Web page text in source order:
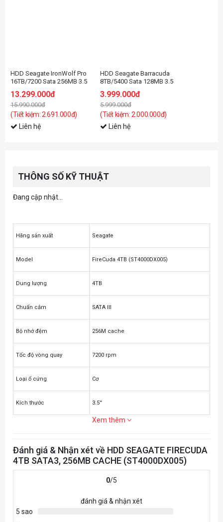
HDD Seagate IronWolf Pro
16TB/7200 Sata 256MB 3.5
13.299.000đ
15.990.000đ
(Tiết kiệm: 2.691.000đ)
Liên hệ
HDD Seagate Barracuda
8TB/5400 Sata 128MB 3.5
3.999.000đ
5.999.000đ
(Tiết kiệm: 2.000.000đ)
Liên hệ
THÔNG SỐ KỸ THUẬT
Đang cập nhật...
Hãng sản xuất Seagate
Model FireCuda 4TB (ST4000DX005)
Dung lượng 4TB
Chuẩn cắm SATA III
Bộ nhớ đệm 256M cache
Tốc độ vòng quay 7200 rpm
Loại ổ cứng Cơ
Kích thước 3.5''
Xem thêm
Đánh giá & Nhận xét về HDD SEAGATE FIRECUDA
4TB SATA3, 256MB CACHE (ST4000DX005)
0/5
đánh giá & nhận xét
5 sao